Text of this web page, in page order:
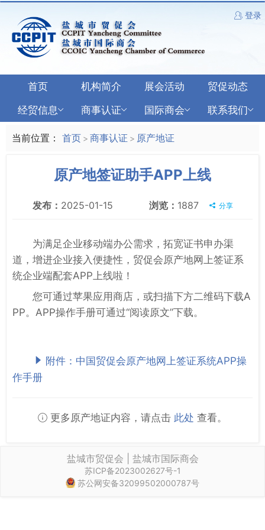
登录
首页 机构简介 展会活动
贸促动态
经贸信息
商事认证 国际商会 联系我们
当前位置： 首页 > 商事认证 > 原产地证
原产地签证助手APP上线
发布： 2025-01-15 浏览： 1887 分享
为满足企业移动端办公需求，拓宽证书申办渠
道，增进企业接入便捷性，贸促会原产地网上签证系
统企业端配套APP上线啦！
您可通过苹果应用商店，或扫描下方二维码下载A
PP。APP操作手册可通过“阅读原文”下载。
附件：中国贸促会原产地网上签证系统APP操
作手册
更多原产地证内容，请点击 此处 查看。
盐城市贸促会 | 盐城市国际商会
苏ICP备2023002627号-1
苏公网安备32099502000787号